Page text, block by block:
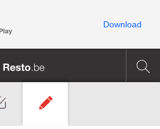
Download